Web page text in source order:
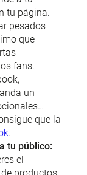
tu página.
pesados
que
fans.
un
que la
.
tu público:
el
productos